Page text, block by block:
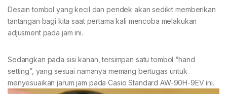
Desain tombol yang kecil dan pendek akan sedikit memberikan
tantangan bagi kita saat pertama kali mencoba melakukan
adjusment pada jam ini.
Sedangkan pada sisi kanan, tersimpan satu tombol “hand
setting”, yang sesuai namanya memang bertugas untuk
menyesuaikan jarum jam pada Casio Standard AW-90H-9EV ini.